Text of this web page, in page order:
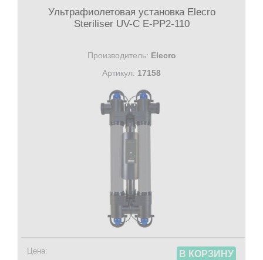
Ультрафиолетовая установка Elecro
Steriliser UV-C E-PP2-110
Производитель: Elecro
Артикул: 17158
Цена: В КОРЗИНУ